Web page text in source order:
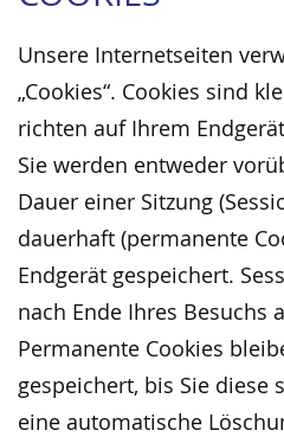
Unsere Internetseiten
„Cookies“. Cookies sind
richten auf Ihrem
Sie werden entweder
Dauer einer Sitzung
dauerhaft (permanente
Endgerät gespeichert.
nach Ende Ihres Besuchs
Permanente Cookies
gespeichert, bis Sie diese
eine automatische